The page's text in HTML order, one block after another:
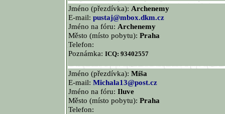
Jméno (přezdívka): Archenemy
E-mail: pustaj@mbox.dkm.cz
Jméno na fóru: Archenemy
Město (místo pobytu): Praha
Telefon:
Poznámka: ICQ: 93402557
Jméno (přezdívka): Míša
E-mail: Michala13@post.cz
Jméno na fóru: Iluve
Město (místo pobytu): Praha
Telefon: